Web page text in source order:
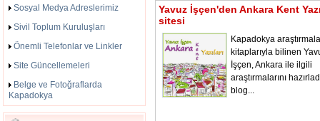
Sosyal Medya Adreslerimiz
Sivil Toplum Kuruluşları
Önemli Telefonlar ve Linkler
Site Güncellemeleri
Belge ve Fotoğraflarda
Kapadokya
Yavuz İşçen'den Ankara Kent
sitesi
Kapadokya
kitaplarıyla bilinen
İşçen, Ankara ile ilgili
araştırmalarını
blog...